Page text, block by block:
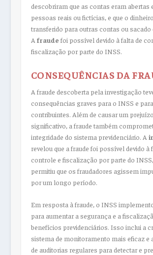
descobriram que as contas eram abertas
pessoas reais ou fictícias, e que o
transferido para outras contas ou sacado
A fraude foi possível devido à falta de
fiscalização por parte do INSS.
CONSEQUÊNCIAS DA
A fraude descoberta pela investigação
consequências graves para o INSS e
contribuintes. Além de causar um
significativo, a fraude também
integridade do sistema previdenciário. A
revelou que a fraude foi possível devido à
controle e fiscalização por parte do
permitiu que os fraudadores agissem
por um longo período.
Em resposta à fraude, o INSS
para aumentar a segurança e a
benefícios previdenciários. Isso inclui a
sistema de monitoramento mais eficaz e
de auditorias regulares para detectar e